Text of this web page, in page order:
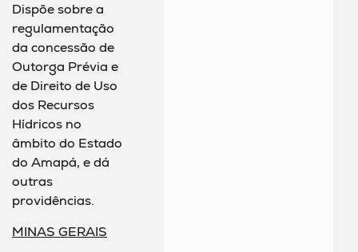
Dispõe sobre a
regulamentação
da concessão de
Outorga Prévia e
de Direito de Uso
dos Recursos
Hídricos no
âmbito do Estado
do Amapá, e dá
outras
providências.
MINAS GERAIS